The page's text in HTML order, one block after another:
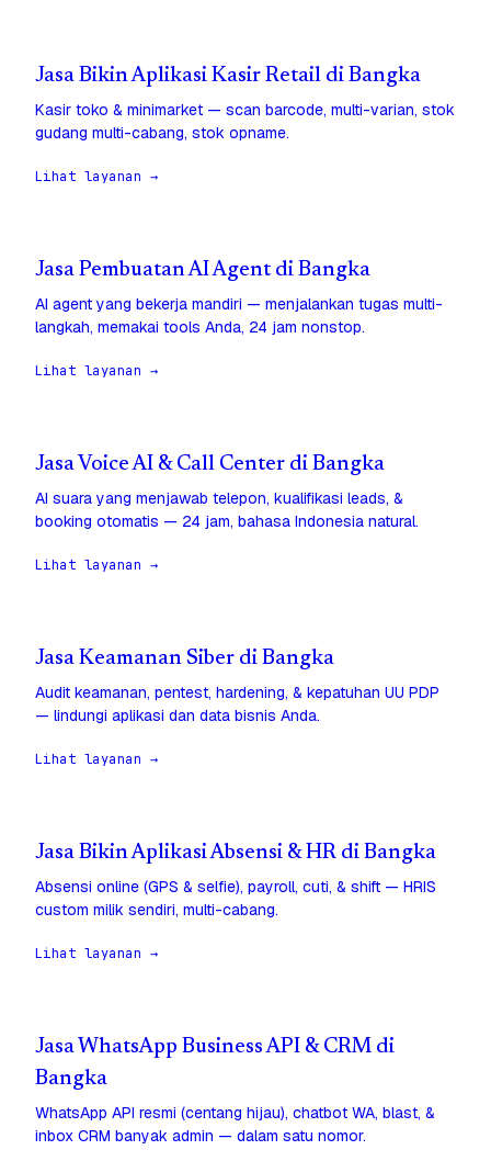
Jasa Bikin Aplikasi Kasir Retail di Bangka
Kasir toko & minimarket — scan barcode, multi-varian, stok
gudang multi-cabang, stok opname.
Lihat layanan →
Jasa Pembuatan AI Agent di Bangka
AI agent yang bekerja mandiri — menjalankan tugas multi-
langkah, memakai tools Anda, 24 jam nonstop.
Lihat layanan →
Jasa Voice AI & Call Center di Bangka
AI suara yang menjawab telepon, kualifikasi leads, &
booking otomatis — 24 jam, bahasa Indonesia natural.
Lihat layanan →
Jasa Keamanan Siber di Bangka
Audit keamanan, pentest, hardening, & kepatuhan UU PDP
— lindungi aplikasi dan data bisnis Anda.
Lihat layanan →
Jasa Bikin Aplikasi Absensi & HR di Bangka
Absensi online (GPS & selfie), payroll, cuti, & shift — HRIS
custom milik sendiri, multi-cabang.
Lihat layanan →
Jasa WhatsApp Business API & CRM di
Bangka
WhatsApp API resmi (centang hijau), chatbot WA, blast, &
inbox CRM banyak admin — dalam satu nomor.